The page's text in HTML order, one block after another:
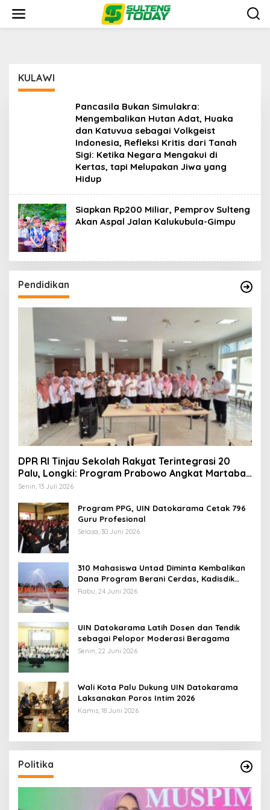
konten
KULAWI
Pancasila Bukan Simulakra:
Mengembalikan Hutan Adat, Huaka
dan Katuvua sebagai Volkgeist
Indonesia, Refleksi Kritis dari Tanah
Sigi: Ketika Negara Mengakui di
Kertas, tapi Melupakan Jiwa yang
Hidup
Siapkan Rp200 Miliar, Pemprov Sulteng
Akan Aspal Jalan Kalukubula-Gimpu
Pendidikan
DPR RI Tinjau Sekolah Rakyat Terintegrasi 20
Palu, Longki: Program Prabowo Angkat Martabat
Anak Miskin
Senin, 13 Juli 2026
Program PPG, UIN Datokarama Cetak 796
Guru Profesional
Selasa, 30 Juni 2026
310 Mahasiswa Untad Diminta Kembalikan
Dana Program Berani Cerdas, Kadisdik
Sulteng: Tidak Boleh Terima Beasiswa
Rabu, 24 Juni 2026
UIN Datokarama Latih Dosen dan Tendik
sebagai Pelopor Moderasi Beragama
Senin, 22 Juni 2026
Wali Kota Palu Dukung UIN Datokarama
Laksanakan Poros Intim 2026
Kamis, 18 Juni 2026
Politika